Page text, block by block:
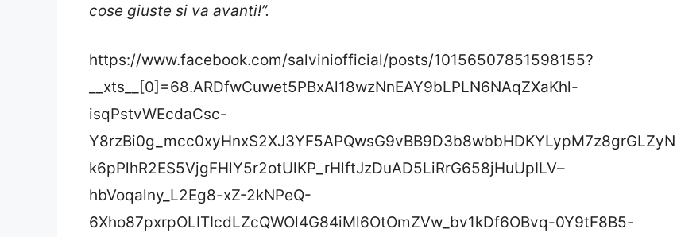
cose giuste si va avanti!”.
https://www.facebook.com/salviniofficial/posts/10156507851598155?
__xts__[0]=68.ARDfwCuwet5PBxAl18wzNnEAY9bLPLN6NAqZXaKhl-
isqPstvWEcdaCsc-
Y8rzBi0g_mcc0xyHnxS2XJ3YF5APQwsG9vBB9D3b8wbbHDKYLypM7z8grGLZyN
k6pPlhR2ES5VjgFHlY5r2otUlKP_rHlftJzDuAD5LiRrG658jHuUpILV–
hbVoqalny_L2Eg8-xZ-2kNPeQ-
6Xho87pxrpOLITIcdLZcQWOl4G84iMl6OtOmZVw_bv1kDf6OBvq-0Y9tF8B5-